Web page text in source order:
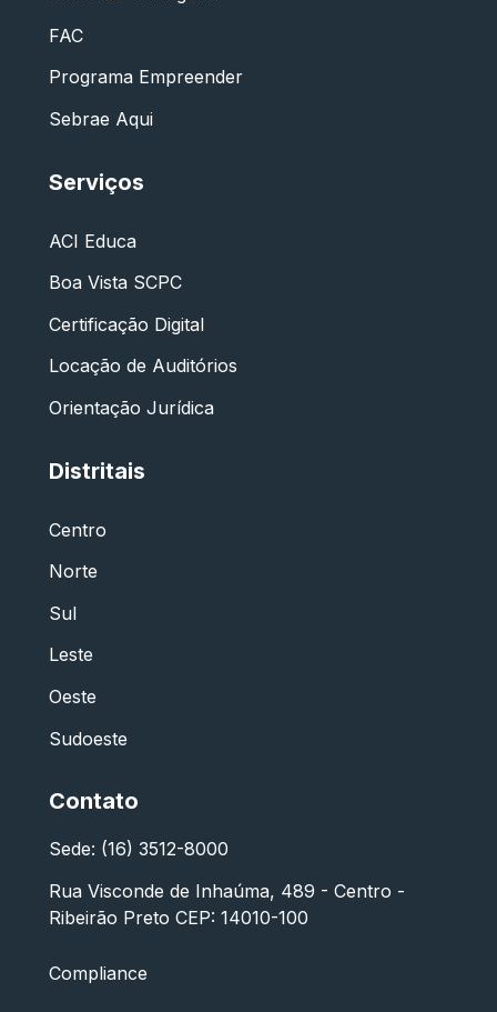
FAC
Programa Empreender
Sebrae Aqui
Serviços
ACI Educa
Boa Vista SCPC
Certificação Digital
Locação de Auditórios
Orientação Jurídica
Distritais
Centro
Norte
Sul
Leste
Oeste
Sudoeste
Contato
Sede: (16) 3512-8000
Rua Visconde de Inhaúma, 489 - Centro -
Ribeirão Preto CEP: 14010-100
Compliance